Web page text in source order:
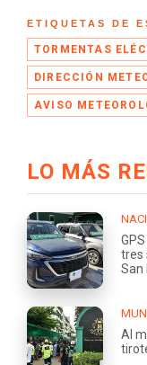
ETIQUETAS DE
TORMENTAS
DIRECCIÓN
AVISO
LO MÁS
tres
San
Al